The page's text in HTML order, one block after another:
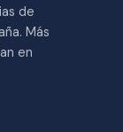
de
Más
en